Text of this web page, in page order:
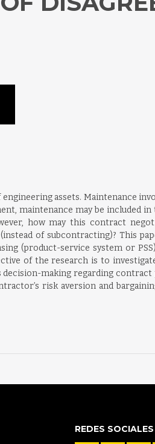
assets. Maintenance
maintenance may be included
how may this contract
of subcontracting)? This
(product-service system or
of the research is to
decision-making regarding
risk aversion and
REDES SOCIALES